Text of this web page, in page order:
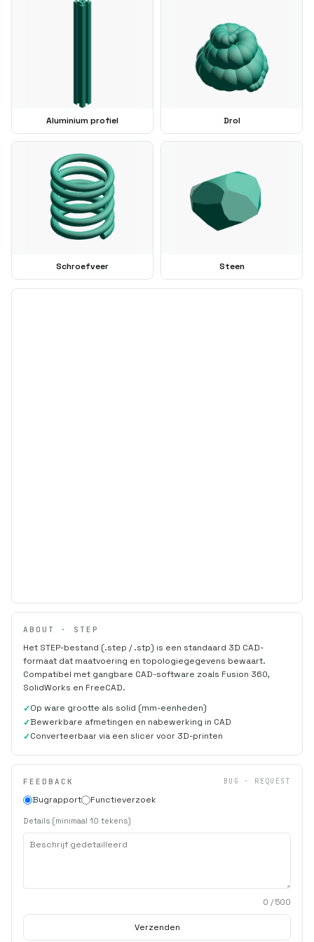
Aluminium profiel Drol
Schroefveer Steen
ABOUT · STEP
Het STEP-bestand (.step / .stp) is een standaard 3D CAD-
formaat dat maatvoering en topologiegegevens bewaart.
Compatibel met gangbare CAD-software zoals Fusion 360,
SolidWorks en FreeCAD.
Op ware grootte als solid (mm-eenheden)
Bewerkbare afmetingen en nabewerking in CAD
Converteerbaar via een slicer voor 3D-printen
FEEDBACK BUG · REQUEST
Bugrapport Functieverzoek
Details (minimaal 10 tekens)
0 / 500
Verzenden